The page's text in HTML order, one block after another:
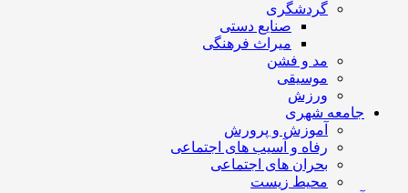
تهران
گردشگری
صنایع دستی
میراث فرهنگی
مد و فشن
موسیقی
ورزش
جامعه شهری
آموزش و پرورش
رفاه و آسیب های اجتماعی
بحران های اجتماعی
محیط زیست